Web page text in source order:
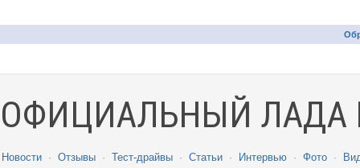
ОФИЦИАЛЬНЫЙ ЛАДА
Новости · Отзывы · Тест-драйвы · Статьи · Интервью · Фото ·